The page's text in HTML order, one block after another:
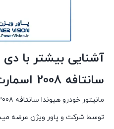
آشنایی بیشتر با
سانتافه 2008 اسمارت
توسط شرکت و پاور ویژن عرضه